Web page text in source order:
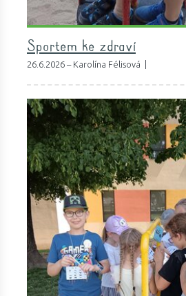
Sportem ke zdraví
26.6.2026 – Karolína Félisová |